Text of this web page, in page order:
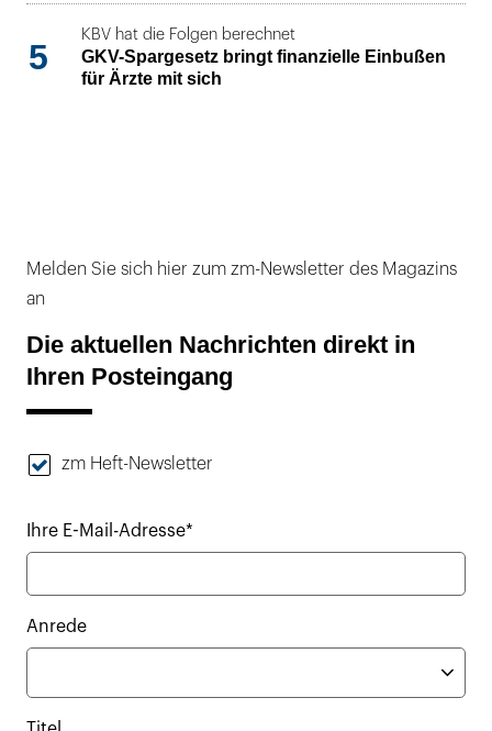
5
KBV hat die Folgen berechnet
GKV-Spargesetz bringt finanzielle Einbußen
für Ärzte mit sich
Melden Sie sich hier zum zm-Newsletter des Magazins
an
Die aktuellen Nachrichten direkt in
Ihren Posteingang
zm Heft-Newsletter
Ihre E-Mail-Adresse*
Anrede